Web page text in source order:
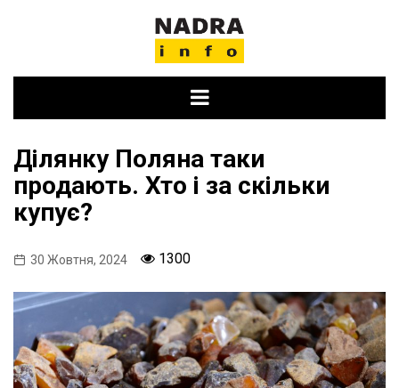
Ділянку Поляна таки
продають. Хто і за скільки
купує?
30 Жовтня, 2024 1300